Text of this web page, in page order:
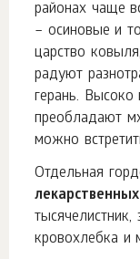
районах чаще
– осиновые и
царство
радуют
герань. Высоко
преобладают
можно
Отдельная
тысячелистник,
кровохлебка и